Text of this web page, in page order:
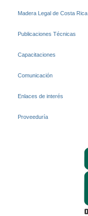
Madera Legal de Costa Rica
Publicaciones Técnicas
Capacitaciones
Comunicación
Enlaces de interés
Proveeduría